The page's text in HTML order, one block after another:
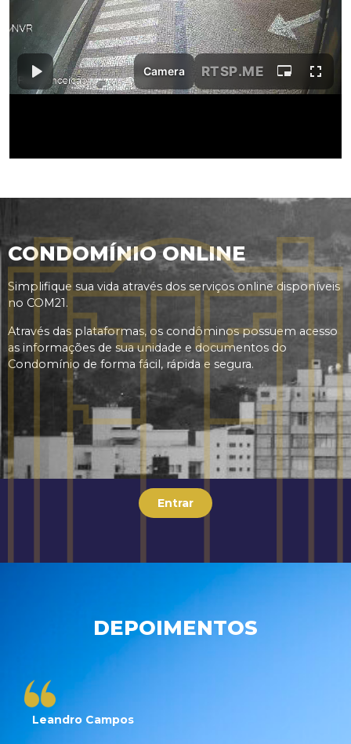
CONDOMÍNIO ONLINE
Simplifique sua vida através dos serviços online disponíveis
no COM21.
Através das plataformas, os condôminos possuem acesso
as informações de sua unidade e documentos do
Condomínio de forma fácil, rápida e segura.
Entrar
DEPOIMENTOS
Leandro Campos